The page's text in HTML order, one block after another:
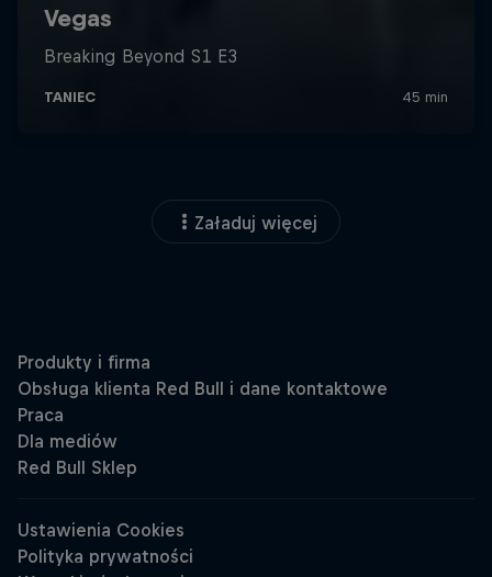
Załaduj więcej